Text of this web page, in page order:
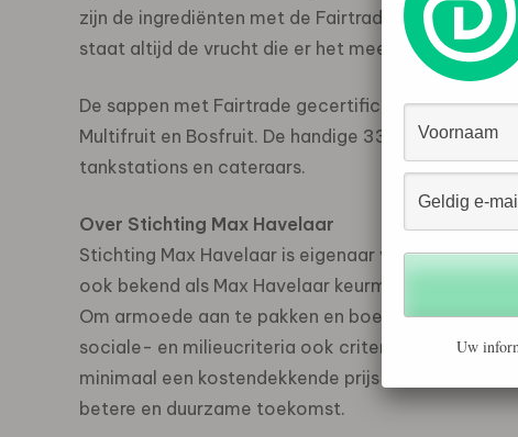
zijn de ingrediënten met de Fairtrade
staat altijd de vrucht die er het meeste in de sap
De sappen met Fairtrade gecertificeerde
Multifruit en Bosfruit. De handige 330 ml PET
tankstations en cateraars.
Over Stichting Max Havelaar
Stichting Max Havelaar is eigenaar van het
ook bekend als Max Havelaar keurmerk, heeft
Om armoede aan te pakken en boeren een
sociale- en milieucriteria ook criteria opgenomen
minimaal een kostendekkende prijs en een premie.
betere en duurzame toekomst.
Uw